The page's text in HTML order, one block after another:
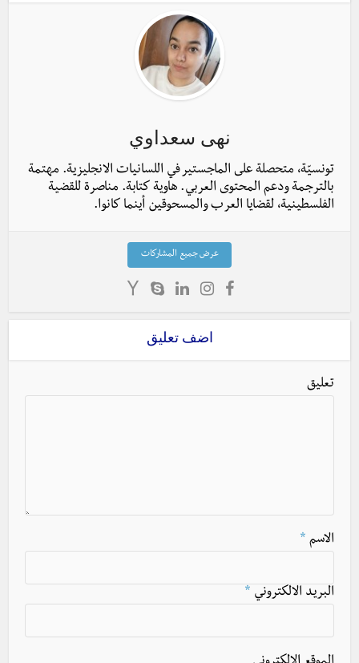
نهى سعداوي
تونسيّة، متحصلة على الماجستير في اللسانيات الانجليزية. مهتمة
بالترجمة ودعم المحتوى العربي. هاوية كتابة. مناصرة للقضية
الفلسطينية، لقضايا العرب والمسحوقين أينما كانوا.
عرض جميع المشاركات
اضف تعليق
تعليق
الاسم *
البريد الالكتروني *